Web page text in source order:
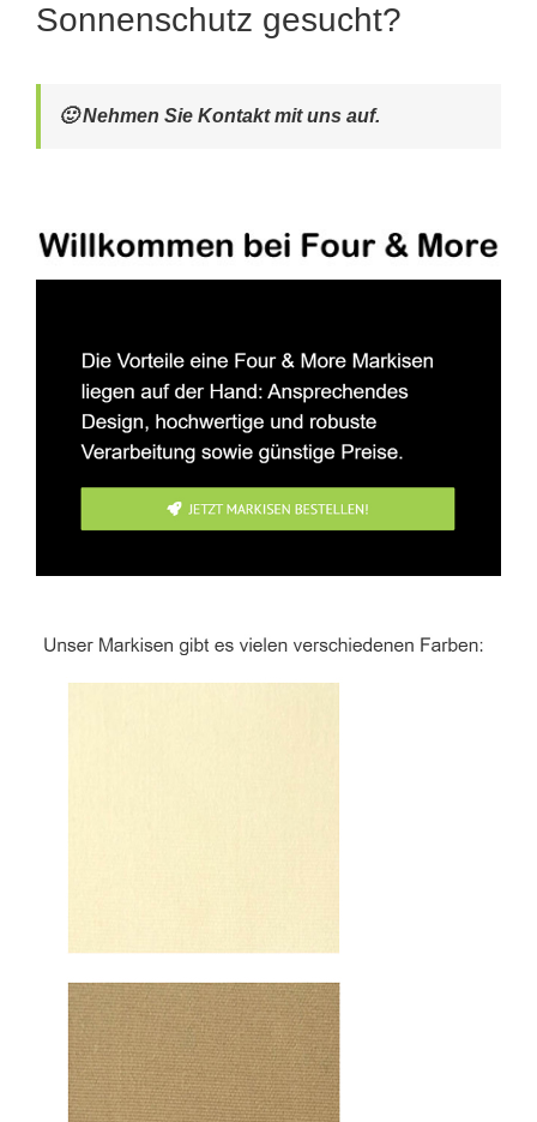
Sonnenschutz gesucht?
🙂 Nehmen Sie Kontakt mit uns auf.